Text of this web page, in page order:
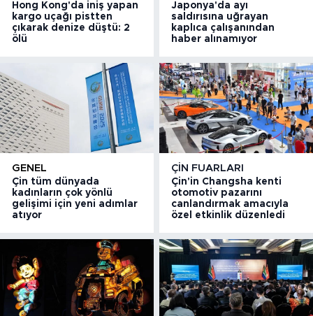
Hong Kong'da iniş yapan
kargo uçağı pistten
çıkarak denize düştü: 2
ölü
Japonya'da ayı
saldırısına uğrayan
kaplıca çalışanından
haber alınamıyor
GENEL
Çin tüm dünyada
kadınların çok yönlü
gelişimi için yeni adımlar
atıyor
ÇIN FUARLARI
Çin'in Changsha kenti
otomotiv pazarını
canlandırmak amacıyla
özel etkinlik düzenledi